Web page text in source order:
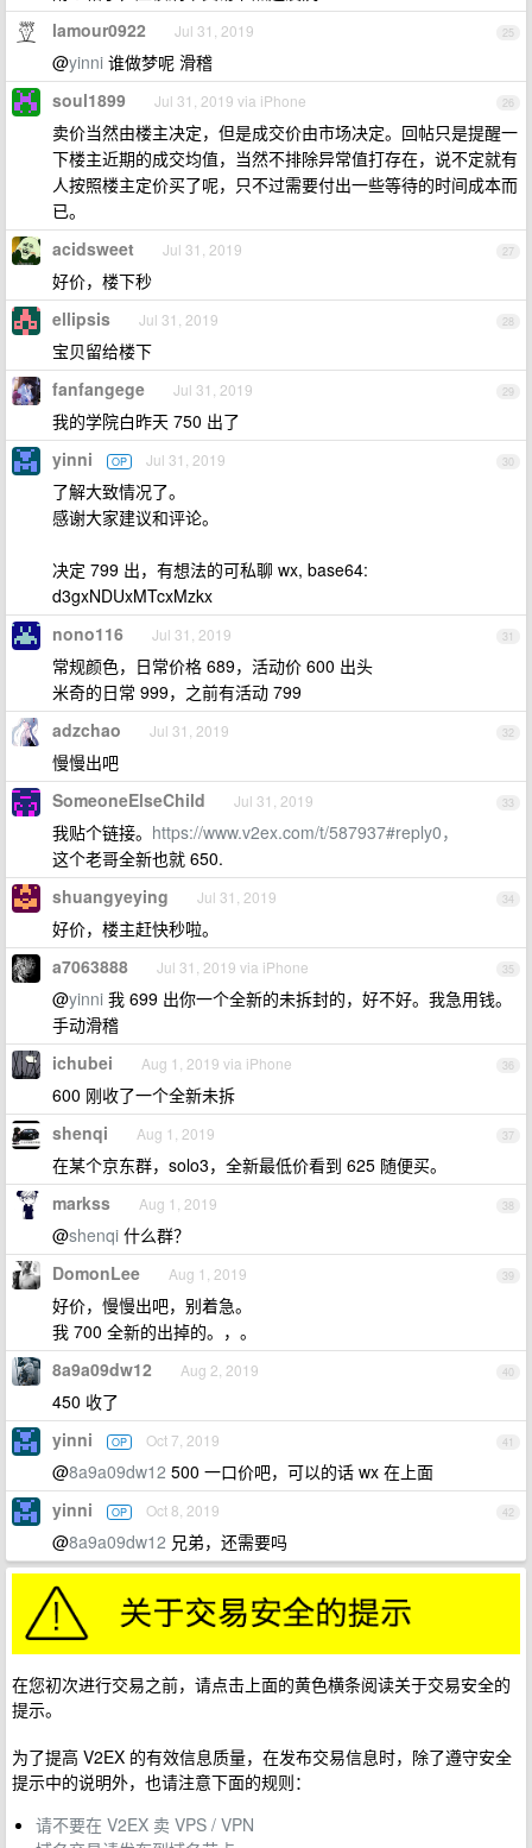
25
lamour0922 Jul 31, 2019
@yinni 谁做梦呢 滑稽
26
soul1899 Jul 31, 2019 via iPhone
卖价当然由楼主决定，但是成交价由市场决定。回帖只是提醒一
下楼主近期的成交均值，当然不排除异常值打存在，说不定就有
人按照楼主定价买了呢，只不过需要付出一些等待的时间成本而
已。
27
acidsweet Jul 31, 2019
好价，楼下秒
28
ellipsis Jul 31, 2019
宝贝留给楼下
29
fanfangege Jul 31, 2019
我的学院白昨天 750 出了
30
yinni OP Jul 31, 2019
了解大致情况了。
感谢大家建议和评论。
决定 799 出，有想法的可私聊 wx, base64:
d3gxNDUxMTcxMzkx
31
nono116 Jul 31, 2019
常规颜色，日常价格 689，活动价 600 出头
米奇的日常 999，之前有活动 799
32
adzchao Jul 31, 2019
慢慢出吧
33
SomeoneElseChild Jul 31, 2019
我贴个链接。 https://www.v2ex.com/t/587937#reply0，
这个老哥全新也就 650.
34
shuangyeying Jul 31, 2019
好价，楼主赶快秒啦。
35
a7063888 Jul 31, 2019 via iPhone
@yinni 我 699 出你一个全新的未拆封的，好不好。我急用钱。
手动滑稽
36
ichubei Aug 1, 2019 via iPhone
600 刚收了一个全新未拆
37
shenqi Aug 1, 2019
在某个京东群，solo3，全新最低价看到 625 随便买。
38
markss Aug 1, 2019
@shenqi 什么群？
39
DomonLee Aug 1, 2019
好价，慢慢出吧，别着急。
我 700 全新的出掉的。，。
40
8a9a09dw12 Aug 2, 2019
450 收了
41
yinni OP Oct 7, 2019
@8a9a09dw12 500 一口价吧，可以的话 wx 在上面
42
yinni OP Oct 8, 2019
@8a9a09dw12 兄弟，还需要吗
在您初次进行交易之前，请点击上面的黄色横条阅读关于交易安全的
提示。
为了提高 V2EX 的有效信息质量，在发布交易信息时，除了遵守安全
提示中的说明外，也请注意下面的规则：
请不要在 V2EX 卖 VPS / VPN